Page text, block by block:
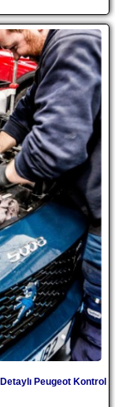
Detaylı Peugeot Kontrol